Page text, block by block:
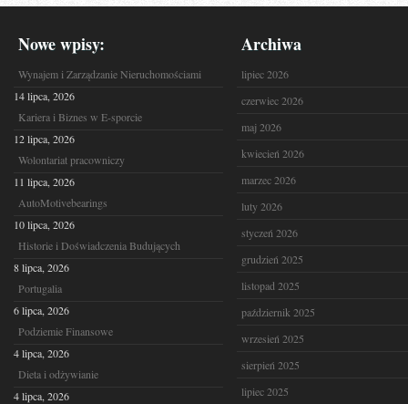
Nowe wpisy:
Wynajem i Zarządzanie Nieruchomościami
14 lipca, 2026
Kariera i Biznes w E-sporcie
12 lipca, 2026
Wolontariat pracowniczy
11 lipca, 2026
AutoMotivebearings
10 lipca, 2026
Historie i Doświadczenia Budujących
8 lipca, 2026
Portugalia
6 lipca, 2026
Podziemie Finansowe
4 lipca, 2026
Dieta i odżywianie
4 lipca, 2026
Archiwa
lipiec 2026
czerwiec 2026
maj 2026
kwiecień 2026
marzec 2026
luty 2026
styczeń 2026
grudzień 2025
listopad 2025
październik 2025
wrzesień 2025
sierpień 2025
lipiec 2025